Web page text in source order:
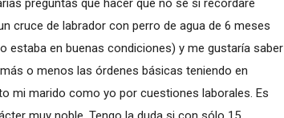
preguntas que hacer que no sé si recordaré
cruce de labrador con perro de agua de 6 meses
estaba en buenas condiciones) y me gustaría saber
o menos las órdenes básicas teniendo en
mi marido como yo por cuestiones laborales. Es